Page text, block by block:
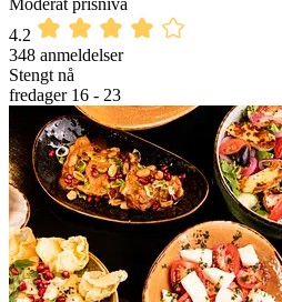
Moderat prisnivå
4.2
348 anmeldelser
Stengt nå
fredager 16 - 23